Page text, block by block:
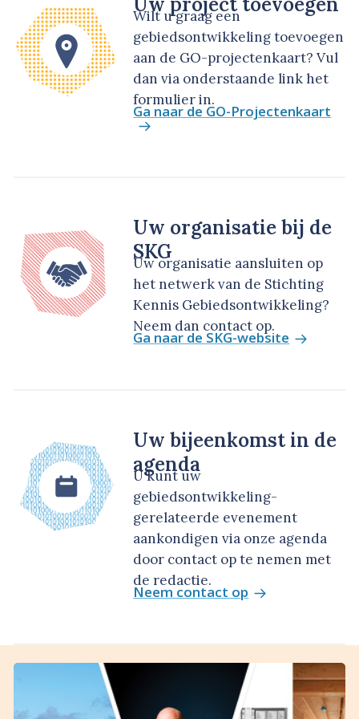
Wilt u graag een
gebiedsontwikkeling toevoegen
aan de GO-projectenkaart? Vul
dan via onderstaande link het
formulier in.
Ga naar de GO-Projectenkaart
Uw organisatie bij de
SKG
Uw organisatie aansluiten op
het netwerk van de Stichting
Kennis Gebiedsontwikkeling?
Neem dan contact op.
Ga naar de SKG-website
Uw bijeenkomst in de
agenda
U kunt uw
gebiedsontwikkeling-
gerelateerde evenement
aankondigen via onze agenda
door contact op te nemen met
de redactie.
Neem contact op